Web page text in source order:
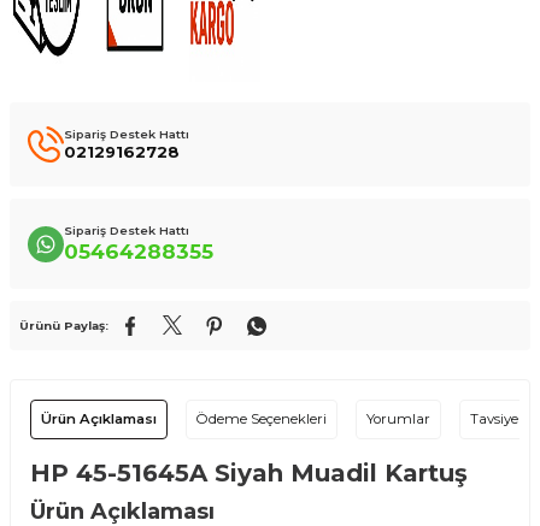
Sipariş Destek Hattı
02129162728
Sipariş Destek Hattı
05464288355
Ürünü Paylaş:
Ürün Açıklaması Ödeme Seçenekleri Yorumlar Tavsiye Et
HP 45-51645A Siyah Muadil Kartuş
Ürün Açıklaması